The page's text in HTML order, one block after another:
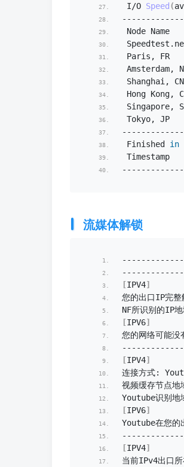
I/O Speed (
Node
Speedtest.
Paris,
Shanghai,
Hong
Tokyo,
Finished in
流媒体解锁
[IPV4]
您的出口IP完
NF所识别的IP
[IPV6]
您的网络可能
[IPV4]
连接方式:
视频缓存节点
Youtube识别
[IPV6]
Youtube在您的
[IPV4]
当前IPv4出口